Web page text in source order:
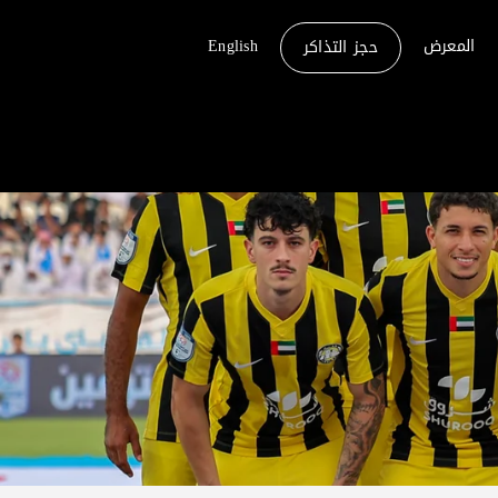
المعرض حجز التذاكر English